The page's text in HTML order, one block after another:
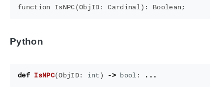
Python
def IsNPC(ObjID: int ) -> bool : ...